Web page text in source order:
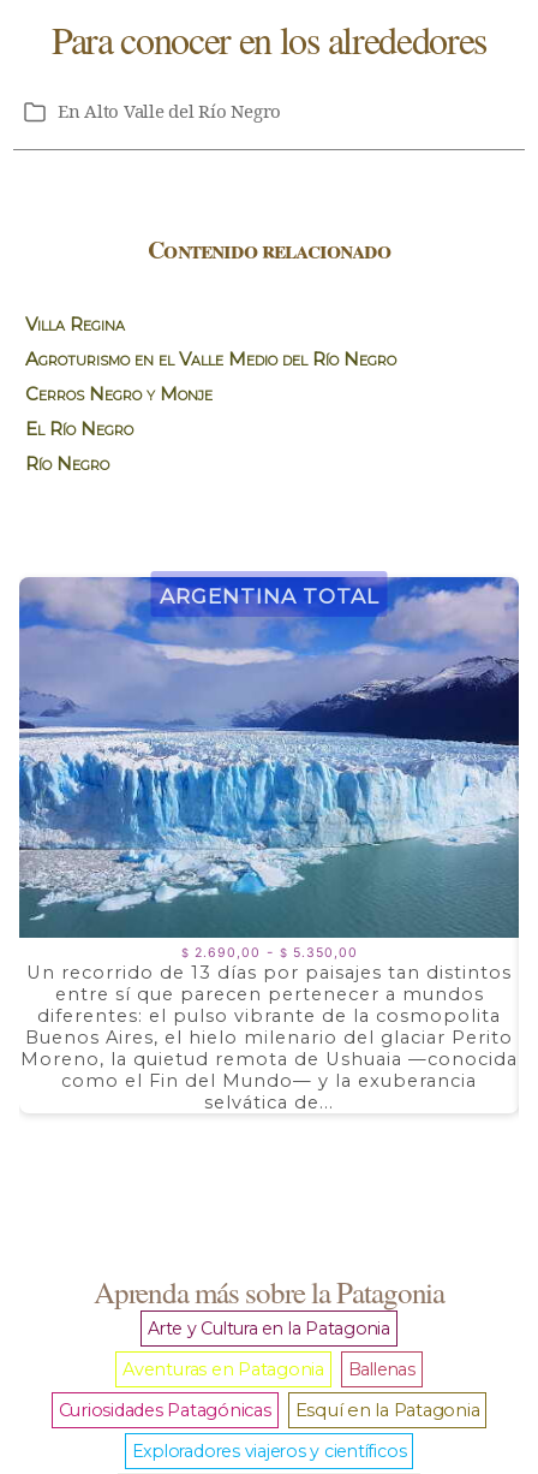
Para conocer en los alrededores
Categorías
EnAlto Valle del Río Negro
Contenido relacionado
Villa Regina
Agroturismo en el Valle Medio del Río Negro
Cerros Negro y Monje
El Río Negro
Río Negro
Argentina Total
$ 2.690,00 - $ 5.350,00
de
precios:
desde
$ 2.690,00
hasta
$ 5.350,00
Un recorrido de 13 días por paisajes tan distintos
entre sí que parecen pertenecer a mundos
diferentes: el pulso vibrante de la cosmopolita
Buenos Aires, el hielo milenario del glaciar Perito
Moreno, la quietud remota de Ushuaia —conocida
como el Fin del Mundo— y la exuberancia
selvática de...
Aprenda más sobre la Patagonia
Arte y Cultura en la Patagonia
Aventuras en Patagonia
Ballenas
Curiosidades Patagónicas
Esquí en la Patagonia
Exploradores viajeros y científicos